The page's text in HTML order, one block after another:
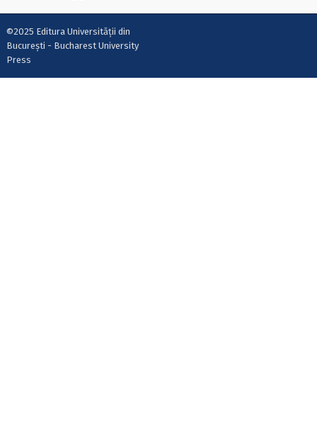
©2025 Editura Universității din
București - Bucharest University
Press